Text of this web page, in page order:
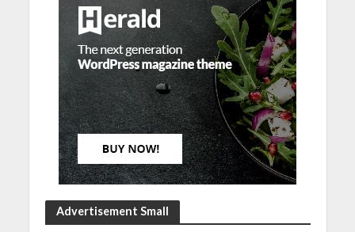
Advertisement Small